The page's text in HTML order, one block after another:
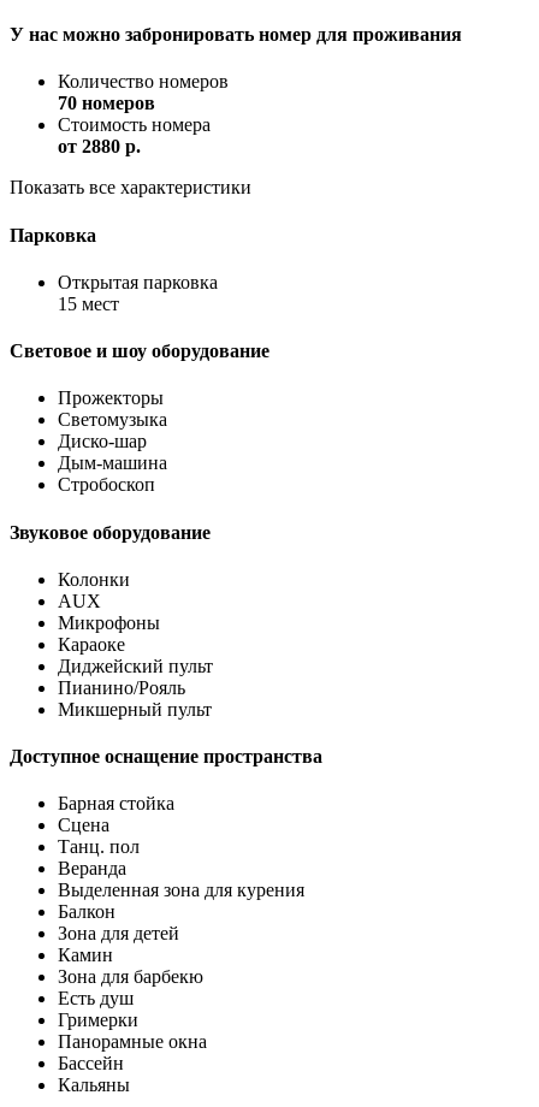
У нас можно забронировать номер для проживания
Количество номеров
70 номеров
Стоимость номера
от 2880 p.
Показать все характеристики
Парковка
Открытая парковка
15 мест
Световое и шоу оборудование
Прожекторы
Светомузыка
Диско-шар
Дым-машина
Стробоскоп
Звуковое оборудование
Колонки
AUX
Микрофоны
Караоке
Диджейский пульт
Пианино/Рояль
Микшерный пульт
Доступное оснащение пространства
Барная стойка
Сцена
Танц. пол
Веранда
Выделенная зона для курения
Балкон
Зона для детей
Камин
Зона для барбекю
Есть душ
Гримерки
Панорамные окна
Бассейн
Кальяны